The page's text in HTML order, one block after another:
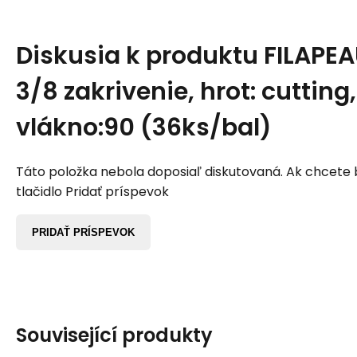
Diskusia k produktu
3/8 zakrivenie, hrot: cutting,
vlákno:90 (36ks/bal)
Táto položka nebola doposiaľ diskutovaná. Ak chcete
tlačidlo Pridať príspevok
PRIDAŤ PRÍSPEVOK
Související produkty